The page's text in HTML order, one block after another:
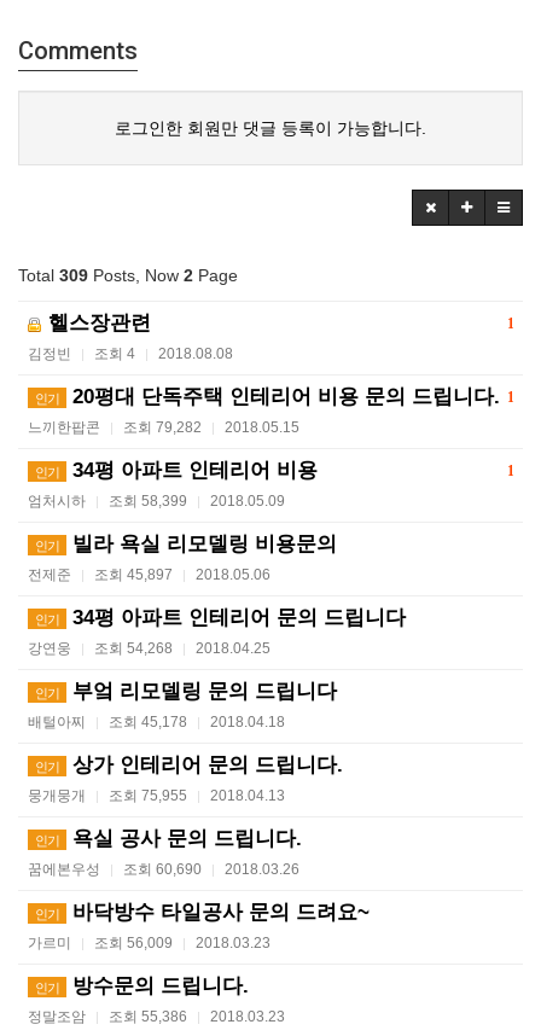
Comments
로그인한 회원만 댓글 등록이 가능합니다.
Total 309 Posts, Now 2 Page
1
헬스장관련
김정빈 | 조회 4 | 2018.08.08
1
인기 20평대 단독주택 인테리어 비용 문의 드립니다.
느끼한팝콘 | 조회 79,282 | 2018.05.15
1
인기 34평 아파트 인테리어 비용
엄처시하 | 조회 58,399 | 2018.05.09
인기 빌라 욕실 리모델링 비용문의
전제준 | 조회 45,897 | 2018.05.06
인기 34평 아파트 인테리어 문의 드립니다
강연웅 | 조회 54,268 | 2018.04.25
인기 부엌 리모델링 문의 드립니다
배털아찌 | 조회 45,178 | 2018.04.18
인기 상가 인테리어 문의 드립니다.
뭉개뭉개 | 조회 75,955 | 2018.04.13
인기 욕실 공사 문의 드립니다.
꿈에본우성 | 조회 60,690 | 2018.03.26
인기 바닥방수 타일공사 문의 드려요~
가르미 | 조회 56,009 | 2018.03.23
인기 방수문의 드립니다.
정말조암 | 조회 55,386 | 2018.03.23